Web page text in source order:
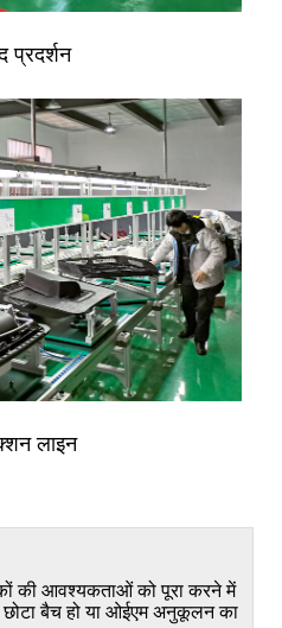
प्रदर्शन
लाइन
की आवश्यकताओं को पूरा करने में
छोटा बैच हो या ओईएम अनुकूलन का